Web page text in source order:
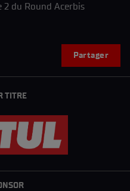
2 du Round Acerbis
Partager
TITRE